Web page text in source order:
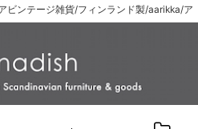
ビンテージ雑貨/フィンランド製/aarikka/